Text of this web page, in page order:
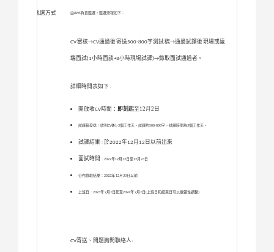
甄選方式 由RWS負責甄選，甄選流程如下：
CV審核→CV通過後寄送500-800字測試稿→通過試譯後現場或遠
端面試(1小時面談+3小時現場試譯)→錄取面試通過者。
詳細時間表如下 ：
開放收CV時間：即刻起至12月2日
試譯稿發送：收到CV後1-3個工作天。試譯約500-800字，試譯時間為3個工作天。
試譯結果 ： 於2022年12 月 12 日以前出來
面試時間 ：2022年12月 12日至12月 23日
公布錄取結果 ：2022年12月30日以前
上班日：2023年2月 1日起至2024年2月 1日(上班日和結束日可以做彈性調整)
CV寄送、問題詢問聯絡人: